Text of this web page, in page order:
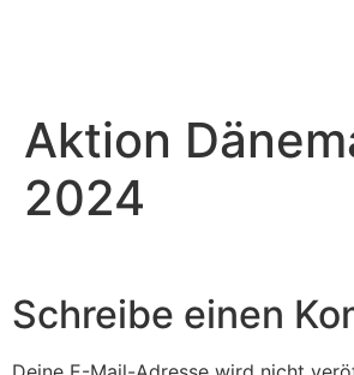
Aktion
2024
Schreibe einen